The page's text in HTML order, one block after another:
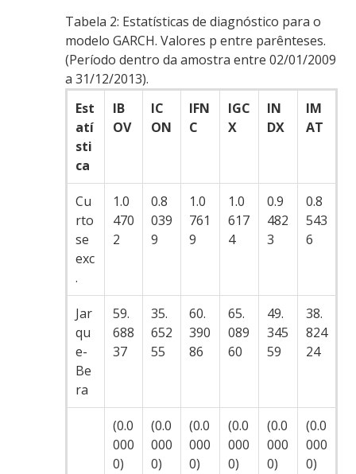
Tabela 2: Estatísticas de diagnóstico para o
modelo GARCH. Valores p entre parênteses.
(Período dentro da amostra entre 02/01/2009
a 31/12/2013).
Est
atí
sti
ca
IB
OV
IC
ON
IFN
C
IGC
X
IN
DX
IM
AT
Cu
rto
se
exc
.
1.0
470
2
0.8
039
9
1.0
761
9
1.0
617
4
0.9
482
3
0.8
543
6
Jar
qu
e-
Be
ra
59.
688
37
35.
652
55
60.
390
86
65.
089
60
49.
345
59
38.
824
24
(0.0
000
0)
(0.0
000
0)
(0.0
000
0)
(0.0
000
0)
(0.0
000
0)
(0.0
000
0)